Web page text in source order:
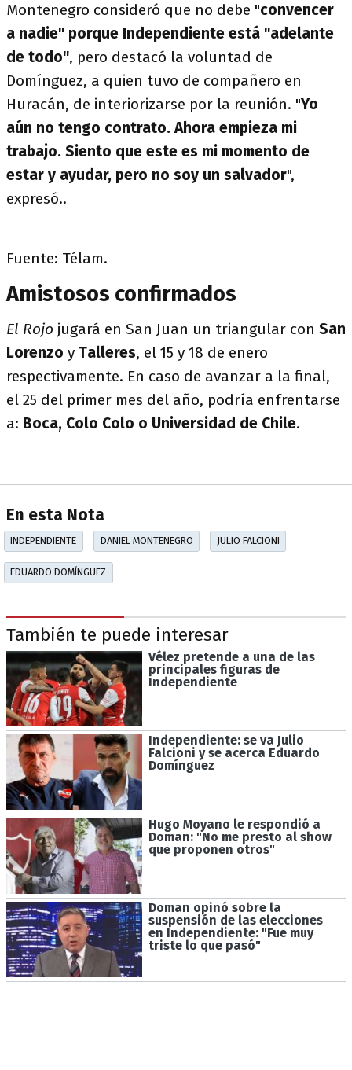
Montenegro consideró que no debe "convencer
a nadie" porque Independiente está "adelante
de todo", pero destacó la voluntad de
Domínguez, a quien tuvo de compañero en
Huracán, de interiorizarse por la reunión. "Yo
aún no tengo contrato. Ahora empieza mi
trabajo. Siento que este es mi momento de
estar y ayudar, pero no soy un salvador",
expresó..
Fuente: Télam.
Amistosos confirmados
El Rojo jugará en San Juan un triangular con San
Lorenzo y Talleres, el 15 y 18 de enero
respectivamente. En caso de avanzar a la final,
el 25 del primer mes del año, podría enfrentarse
a: Boca, Colo Colo o Universidad de Chile.
En esta Nota
INDEPENDIENTE DANIEL MONTENEGRO JULIO FALCIONI
EDUARDO DOMÍNGUEZ
También te puede interesar
Vélez pretende a una de las
principales figuras de
Independiente
Independiente: se va Julio
Falcioni y se acerca Eduardo
Domínguez
Hugo Moyano le respondió a
Doman: "No me presto al show
que proponen otros"
Doman opinó sobre la
suspensión de las elecciones
en Independiente: "Fue muy
triste lo que pasó"